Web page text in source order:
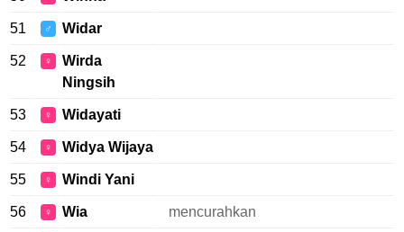
51 ♂ Widar
52 ♀
Wirda
Ningsih
53 ♀ Widayati
54 ♀ Widya Wijaya
55 ♀ Windi Yani
56 ♀ Wia mencurahkan